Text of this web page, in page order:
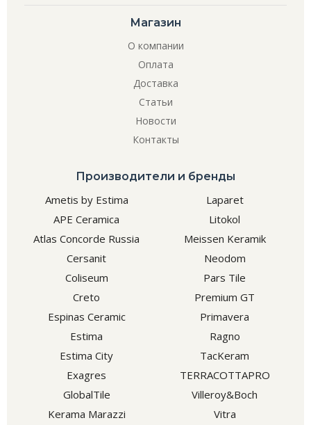
Магазин
О компании
Оплата
Доставка
Статьи
Новости
Контакты
Производители и бренды
Ametis by Estima
APE Ceramica
Atlas Concorde Russia
Cersanit
Coliseum
Creto
Espinas Ceramic
Estima
Estima City
Exagres
GlobalTile
Kerama Marazzi
Laparet
Litokol
Meissen Keramik
Neodom
Pars Tile
Premium GT
Primavera
Ragno
TacKeram
TERRACOTTAPRO
Villeroy&Boch
Vitra